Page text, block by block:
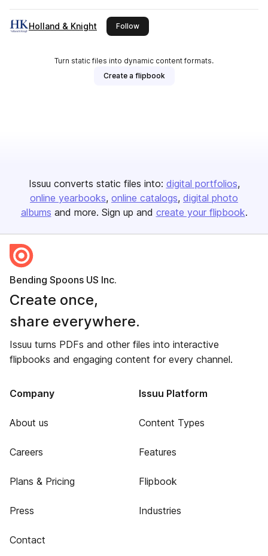
Holland & Knight Followthis publisher
Turn static files into dynamic content formats.
Create a flipbook
Issuu converts static files into: digital portfolios
online yearbooks online catalogs digital photo
albums and more. Sign up and create your flipbook.
Bending Spoons US Inc.
Create once,
share everywhere.
Issuu turns PDFs and other files into interactive
flipbooks and engaging content for every channel.
Company
About us
Careers
Plans & Pricing
Press
Contact
Issuu Platform
Content Types
Features
Flipbook
Industries